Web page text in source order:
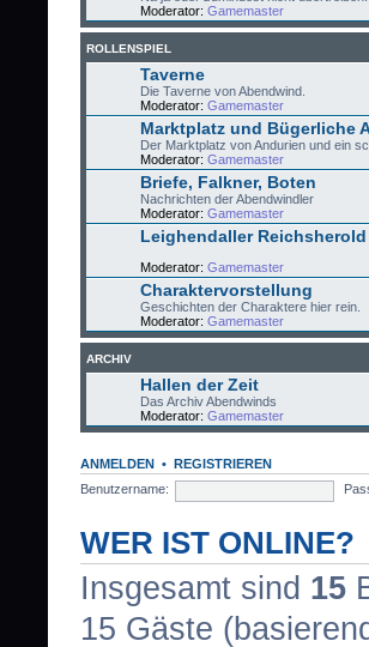
Moderator: Gamemaster
ROLLENSPIEL
Taverne
Die Taverne von Abendwind.
Moderator: Gamemaster
Marktplatz und Bügerliche
Der Marktplatz von Andurien und ein
Moderator: Gamemaster
Briefe, Falkner, Boten
Nachrichten der Abendwindler
Moderator: Gamemaster
Leighendaller Reichsherold
Moderator: Gamemaster
Charaktervorstellung
Geschichten der Charaktere hier rein.
Moderator: Gamemaster
ARCHIV
Hallen der Zeit
Das Archiv Abendwinds
Moderator: Gamemaster
ANMELDEN • REGISTRIEREN
Benutzername:
WER IST ONLINE?
Insgesamt sind 15
15 Gäste